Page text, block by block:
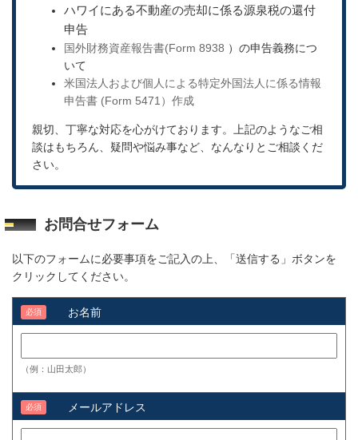
ハワイにある不動産の売却に係る源泉税の還付
申告
国外財務資産報告書(Form 8938 ）の申告義務につ
いて
米国法人および個人による特定外国法人に係る情報
申告書 (Form 5471）作成
親切、丁寧な対応を心がけております。上記のようなご相
談はもちろん、疑問や悩み事など、なんなりとご相談くだ
さい。
お問合せフォーム
以下のフォームに必要事項をご記入の上、「送信する」ボタンを
クリックしてください。
お名前
必須
（例：山田太郎）
メールアドレス
必須